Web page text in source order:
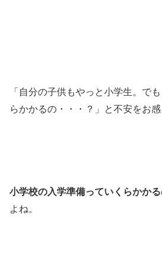
「自分の子供もやっと小学生。で
らかかるの・・・？」と不安をお
小学校の入学準備っていくらかかる
よね。